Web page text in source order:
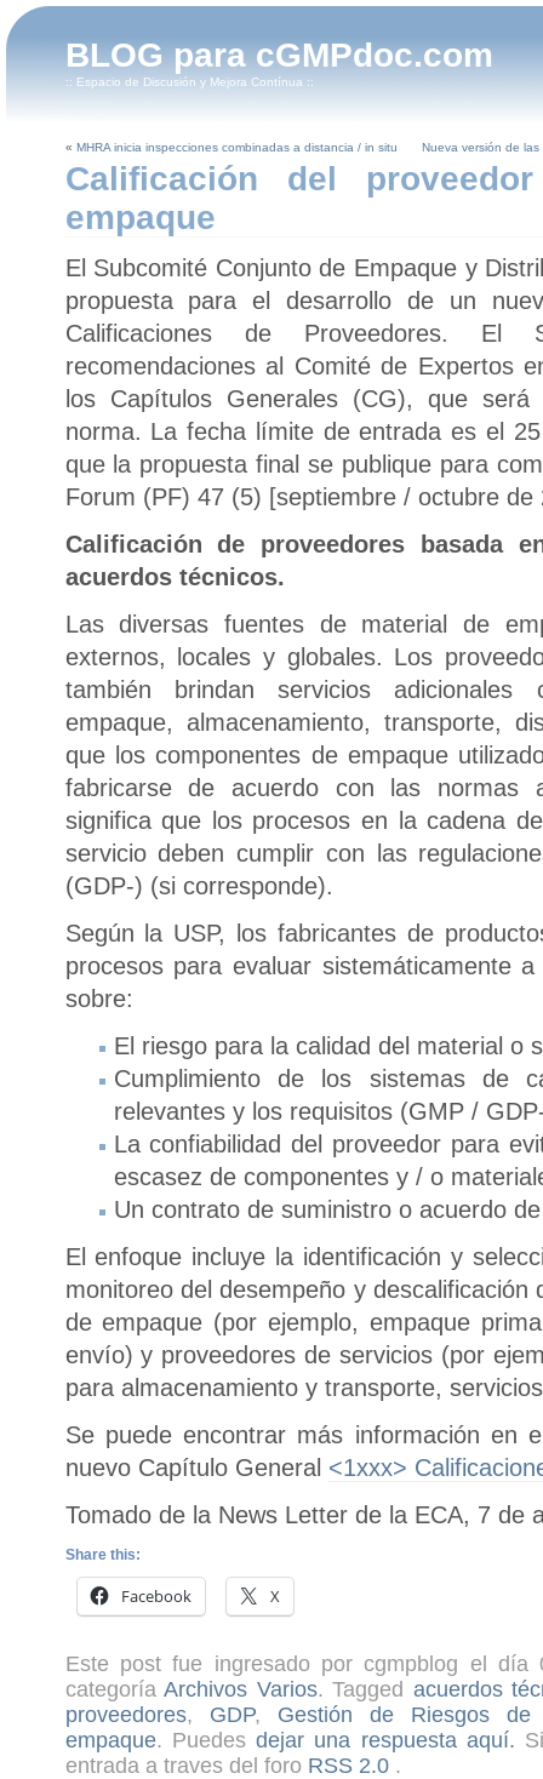
BLOG para cGMPdoc.com
:: Espacio de Discusión y Mejora Contínua ::
« MHRA inicia inspecciones combinadas a distancia / in situ Nueva versión de
Calificación del
empaque
El Subcomité Conjunto de Empaque y
propuesta para el desarrollo de un
Calificaciones de Proveedores. El
recomendaciones al Comité de Expertos
los Capítulos Generales (CG), que
norma. La fecha límite de entrada es el
que la propuesta final se publique para
Forum (PF) 47 (5) [septiembre / octubre de
Calificación de proveedores basada
acuerdos técnicos.
Las diversas fuentes de material de
externos, locales y globales. Los
también brindan servicios adicionales
empaque, almacenamiento, transporte,
que los componentes de empaque
fabricarse de acuerdo con las normas
significa que los procesos en la cadena
servicio deben cumplir con las
(GDP-) (si corresponde).
Según la USP, los fabricantes de
procesos para evaluar sistemáticamente
sobre:
El riesgo para la calidad del material o
Cumplimiento de los sistemas de
relevantes y los requisitos (GMP /
La confiabilidad del proveedor para
escasez de componentes y / o
Un contrato de suministro o acuerdo
El enfoque incluye la identificación y
monitoreo del desempeño y descalificación
de empaque (por ejemplo, empaque
envío) y proveedores de servicios (por
para almacenamiento y transporte,
Se puede encontrar más información en
nuevo Capítulo General <1xxx>
Tomado de la News Letter de la ECA, 7 de
Share this:
Facebook X
Este post fue ingresado por cgmpblog el
categoríaArchivos Varios. Tagged acuerdos
proveedores, GDP, Gestión de Riesgos de
empaque. Puedesdejar una respuesta aquí.
entrada a traves del foro RSS 2.0.